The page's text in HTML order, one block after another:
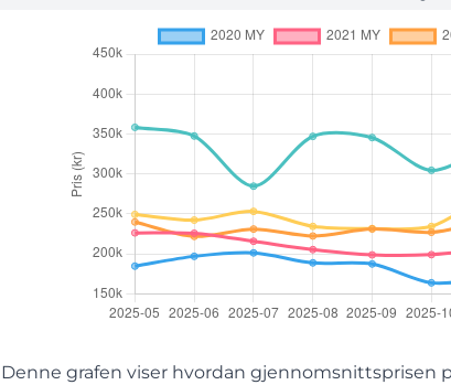
Denne grafen viser hvordan gjennomsnittsprisen